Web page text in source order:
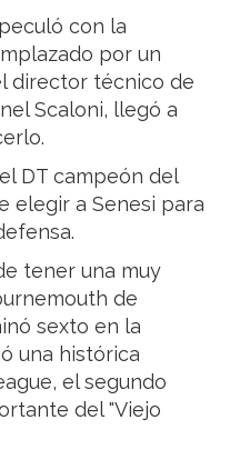
con la
por un
director técnico de
Scaloni, llegó a
DT campeón del
elegir a Senesi para
tener una muy
de
sexto en la
una histórica
el segundo
del "Viejo